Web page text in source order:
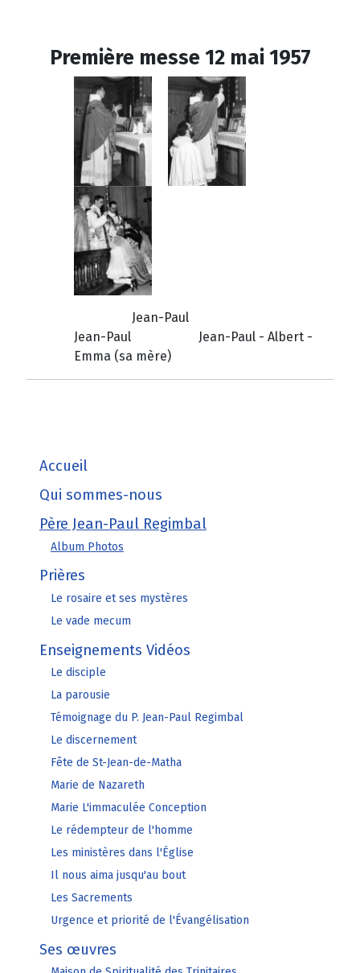
Accueil
Qui sommes-nous
Père Jean-Paul Regimbal
Album Photos
Prières
Le rosaire et ses mystères
Le vade mecum
Enseignements Vidéos
Le disciple
La parousie
Témoignage du P. Jean-Paul Regimbal
Le discernement
Fête de St-Jean-de-Matha
Marie de Nazareth
Marie L'immaculée Conception
Le rédempteur de l'homme
Les ministères dans l'Église
Il nous aima jusqu'au bout
Les Sacrements
Urgence et priorité de l'Évangélisation
Ses œuvres
Première messe 12 mai 1957
Jean-Paul
Jean-Paul Jean-Paul - Albert -
Emma (sa mère)